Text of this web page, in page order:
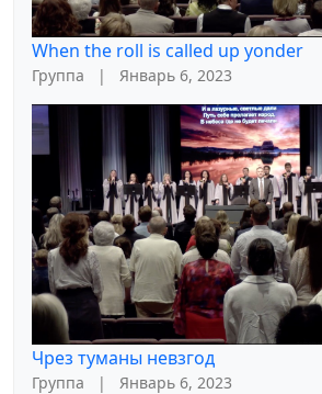
When the roll is called up yonder
Группа | Январь 6, 2023
Чрез туманы невзгод
Группа | Январь 6, 2023